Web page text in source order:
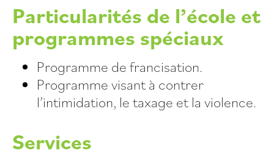
Particularités de l’école et
programmes spéciaux
Programme de francisation.
Programme visant à contrer
l’intimidation, le taxage et la violence.
Services